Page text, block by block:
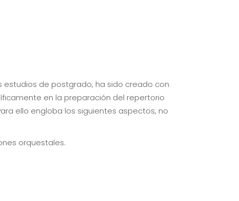
estudios de postgrado, ha sido creado con
en la preparación del repertorio
ello engloba los siguientes aspectos, no
orquestales.